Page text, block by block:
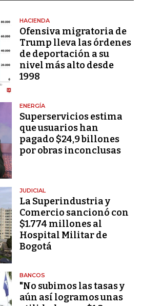
HACIENDA
Ofensiva migratoria de
Trump lleva las órdenes
de deportación a su
nivel más alto desde
1998
ENERGÍA
Superservicios estima
que usuarios han
pagado $24,9 billones
por obras inconclusas
JUDICIAL
La Superindustria y
Comercio sancionó con
$1.774 millones al
Hospital Militar de
Bogotá
BANCOS
"No subimos las tasas y
aún así logramos unas